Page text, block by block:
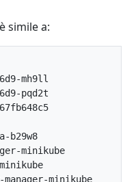
simile a:
READY
mh9ll
pqd2t
67fb648c5
b29w8
minikube
minikube
manager-minikube